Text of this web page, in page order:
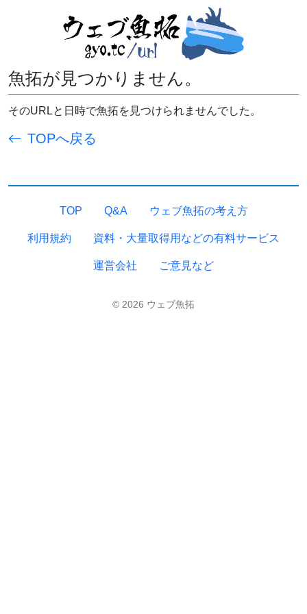
魚拓が見つかりません。
そのURLと日時で魚拓を見つけられませんでした。
TOPへ戻る
TOP Q&A ウェブ魚拓の考え方
利用規約 資料・大量取得用などの有料サービス
運営会社 ご意見など
© 2026 ウェブ魚拓